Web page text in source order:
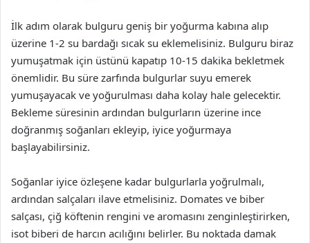
İlk adım olarak bulguru geniş bir yoğurma kabına alıp
üzerine 1-2 su bardağı sıcak su eklemelisiniz. Bulguru biraz
yumuşatmak için üstünü kapatıp 10-15 dakika bekletmek
önemlidir. Bu süre zarfında bulgurlar suyu emerek
yumuşayacak ve yoğurulması daha kolay hale gelecektir.
Bekleme süresinin ardından bulgurların üzerine ince
doğranmış soğanları ekleyip, iyice yoğurmaya
başlayabilirsiniz.
Soğanlar iyice özleşene kadar bulgurlarla yoğrulmalı,
ardından salçaları ilave etmelisiniz. Domates ve biber
salçası, çiğ köftenin rengini ve aromasını zenginleştirirken,
isot biberi de harcın acılığını belirler. Bu noktada damak